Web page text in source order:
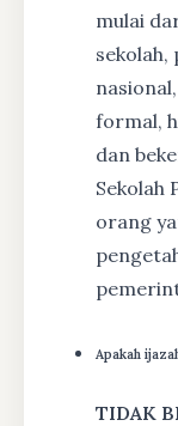
mulai
sekolah,
formal,
dan
Sekolah
orang
Apakah
TIDAK